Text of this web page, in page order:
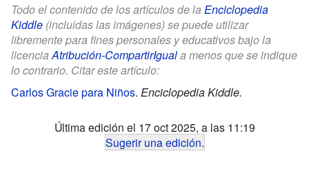
Todo el contenido de los artículos de la Enciclopedia
Kiddle (incluidas las imágenes) se puede utilizar
libremente para fines personales y educativos bajo la
licenciaAtribución-CompartirIguala menos que se indique
lo contrario. Citar este artículo:
Carlos Gracie para Niños. Enciclopedia Kiddle.
Última edición el 17 oct 2025, a las 11:19
Sugerir una edición.